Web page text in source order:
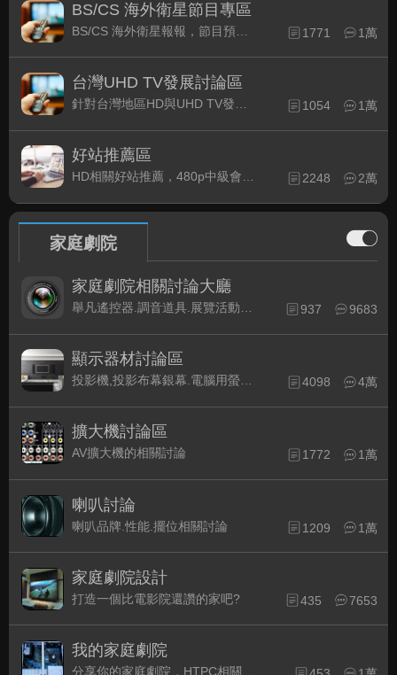
BS/CS 海外衛星節目專區
1771 1萬
台灣UHD TV發展討論區
1054 1萬
好站推薦區
HD相關好站推薦，480p中級會員以上限定 2248 2萬
家庭劇院
家庭劇院相關討論大廳
937 9683
顯示器材討論區
4098 4萬
擴大機討論區
AV擴大機的相關討論 1772 1萬
喇叭討論
喇叭品牌.性能.擺位相關討論 1209 1萬
家庭劇院設計
打造一個比電影院還讚的家吧? 435 7653
我的家庭劇院